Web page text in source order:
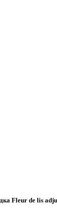
Fleur de lis